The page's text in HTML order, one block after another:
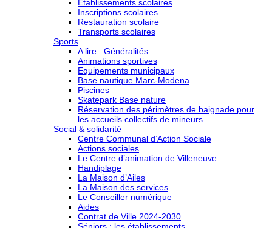
Etablissements scolaires
Inscriptions scolaires
Restauration scolaire
Transports scolaires
Sports
A lire : Généralités
Animations sportives
Equipements municipaux
Base nautique Marc-Modena
Piscines
Skatepark Base nature
Réservation des périmètres de baignade pour
les accueils collectifs de mineurs
Social & solidarité
Centre Communal d’Action Sociale
Actions sociales
Le Centre d’animation de Villeneuve
Handiplage
La Maison d’Ailes
La Maison des services
Le Conseiller numérique
Aides
Contrat de Ville 2024-2030